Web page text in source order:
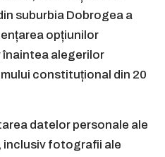
suburbia Dobrogea a
opțiunilor
alegerilor
constituțional din 20
datelor personale ale
inclusiv fotografii ale